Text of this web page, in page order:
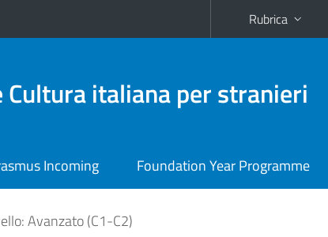
Rubrica
Cultura italiana per stranieri
Incoming Foundation Year Programme
Avanzato (C1-C2)